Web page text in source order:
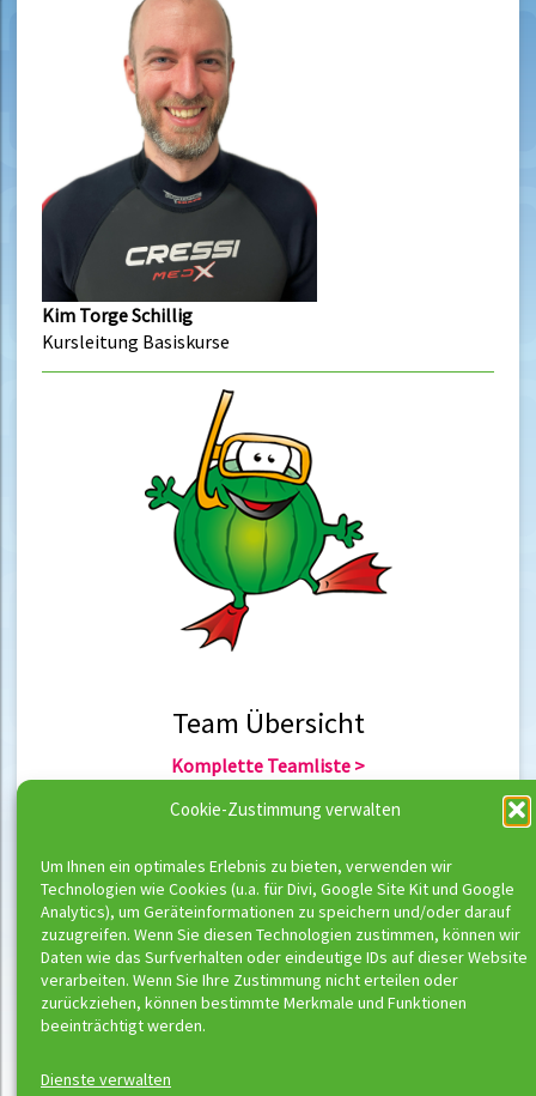
Cookie-Zustimmung verwalten
Um Ihnen ein optimales Erlebnis zu bieten, verwenden wir
Technologien wie Cookies (u.a. für Divi, Google Site Kit und Google
Analytics), um Geräteinformationen zu speichern und/oder darauf
zuzugreifen. Wenn Sie diesen Technologien zustimmen, können wir
Daten wie das Surfverhalten oder eindeutige IDs auf dieser Website
verarbeiten. Wenn Sie Ihre Zustimmung nicht erteilen oder
zurückziehen, können bestimmte Merkmale und Funktionen
beeinträchtigt werden.
Dienste verwalten
Kim Torge Schillig
Kursleitung Basiskurse
Team Übersicht
Komplette Teamliste >
Team Hannover >
Team Übersicht
Komplette Trainerliste >
Trainer Berlin >
Trainer Hannover >